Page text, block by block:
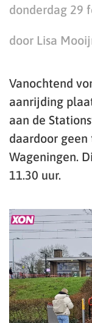
donderdag 29
door Lisa
Vanochtend
aanrijding
aan de
daardoor geen
Wageningen.
11.30 uur.